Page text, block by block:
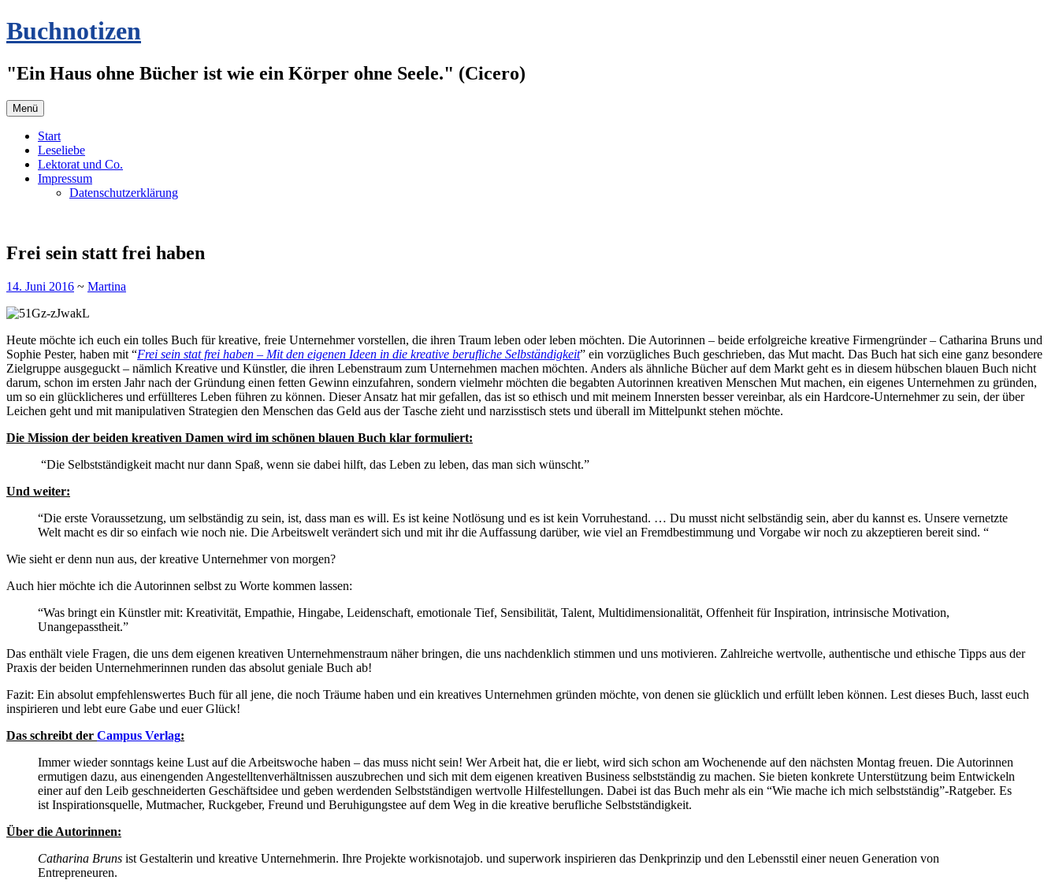
Zum
Inhalt
Buchnotizen
"Ein Haus ohne Bücher ist wie ein Körper ohne Seele." (Cicero)
Menü
Start
Leseliebe
Lektorat und Co.
Impressum
Datenschutzerklärung
Frei sein statt frei haben
14. Juni 2016 ~ Martina
Heute möchte ich euch ein tolles Buch für kreative, freie Unternehmer vorstellen, die ihren Traum leben oder leben möchten. Die Autorinnen – beide erfolgreiche kreative Firmengründer – Catharina Bruns und
Sophie Pester, haben mit “Frei sein stat frei haben – Mit den eigenen Ideen in die kreative berufliche Selbständigkeit” ein vorzügliches Buch geschrieben, das Mut macht. Das Buch hat sich eine ganz besondere
Zielgruppe ausgeguckt – nämlich Kreative und Künstler, die ihren Lebenstraum zum Unternehmen machen möchten. Anders als ähnliche Bücher auf dem Markt geht es in diesem hübschen blauen Buch nicht
darum, schon im ersten Jahr nach der Gründung einen fetten Gewinn einzufahren, sondern vielmehr möchten die begabten Autorinnen kreativen Menschen Mut machen, ein eigenes Unternehmen zu gründen,
um so ein glücklicheres und erfüllteres Leben führen zu können. Dieser Ansatz hat mir gefallen, das ist so ethisch und mit meinem Innersten besser vereinbar, als ein Hardcore-Unternehmer zu sein, der über
Leichen geht und mit manipulativen Strategien den Menschen das Geld aus der Tasche zieht und narzisstisch stets und überall im Mittelpunkt stehen möchte.
Die Mission der beiden kreativen Damen wird im schönen blauen Buch klar formuliert:
“Die Selbstständigkeit macht nur dann Spaß, wenn sie dabei hilft, das Leben zu leben, das man sich wünscht.”
Und weiter:
“Die erste Voraussetzung, um selbständig zu sein, ist, dass man es will. Es ist keine Notlösung und es ist kein Vorruhestand. … Du musst nicht selbständig sein, aber du kannst es. Unsere vernetzte
Welt macht es dir so einfach wie noch nie. Die Arbeitswelt verändert sich und mit ihr die Auffassung darüber, wie viel an Fremdbestimmung und Vorgabe wir noch zu akzeptieren bereit sind. “
Wie sieht er denn nun aus, der kreative Unternehmer von morgen?
Auch hier möchte ich die Autorinnen selbst zu Worte kommen lassen:
“Was bringt ein Künstler mit: Kreativität, Empathie, Hingabe, Leidenschaft, emotionale Tief, Sensibilität, Talent, Multidimensionalität, Offenheit für Inspiration, intrinsische Motivation,
Unangepasstheit.”
Das enthält viele Fragen, die uns dem eigenen kreativen Unternehmenstraum näher bringen, die uns nachdenklich stimmen und uns motivieren. Zahlreiche wertvolle, authentische und ethische Tipps aus der
Praxis der beiden Unternehmerinnen runden das absolut geniale Buch ab!
Fazit: Ein absolut empfehlenswertes Buch für all jene, die noch Träume haben und ein kreatives Unternehmen gründen möchte, von denen sie glücklich und erfüllt leben können. Lest dieses Buch, lasst euch
inspirieren und lebt eure Gabe und euer Glück!
Das schreibt der Campus Verlag:
Immer wieder sonntags keine Lust auf die Arbeitswoche haben – das muss nicht sein! Wer Arbeit hat, die er liebt, wird sich schon am Wochenende auf den nächsten Montag freuen. Die Autorinnen
ermutigen dazu, aus einengenden Angestelltenverhältnissen auszubrechen und sich mit dem eigenen kreativen Business selbstständig zu machen. Sie bieten konkrete Unterstützung beim Entwickeln
einer auf den Leib geschneiderten Geschäftsidee und geben werdenden Selbstständigen wertvolle Hilfestellungen. Dabei ist das Buch mehr als ein “Wie mache ich mich selbstständig”-Ratgeber. Es
ist Inspirationsquelle, Mutmacher, Ruckgeber, Freund und Beruhigungstee auf dem Weg in die kreative berufliche Selbstständigkeit.
Über die Autorinnen:
Catharina Bruns ist Gestalterin und kreative Unternehmerin. Ihre Projekte workisnotajob. und superwork inspirieren das Denkprinzip und den Lebensstil einer neuen Generation von
Entrepreneuren.